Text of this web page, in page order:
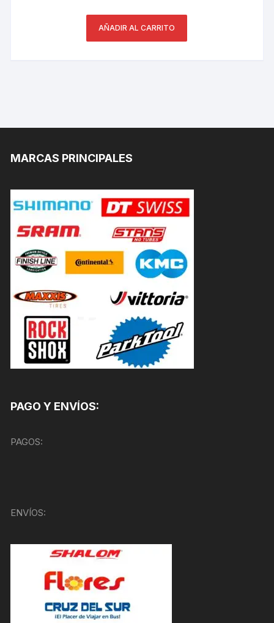
AÑADIR AL CARRITO
MARCAS PRINCIPALES
PAGO Y ENVÍOS:
PAGOS:
ENVÍOS: